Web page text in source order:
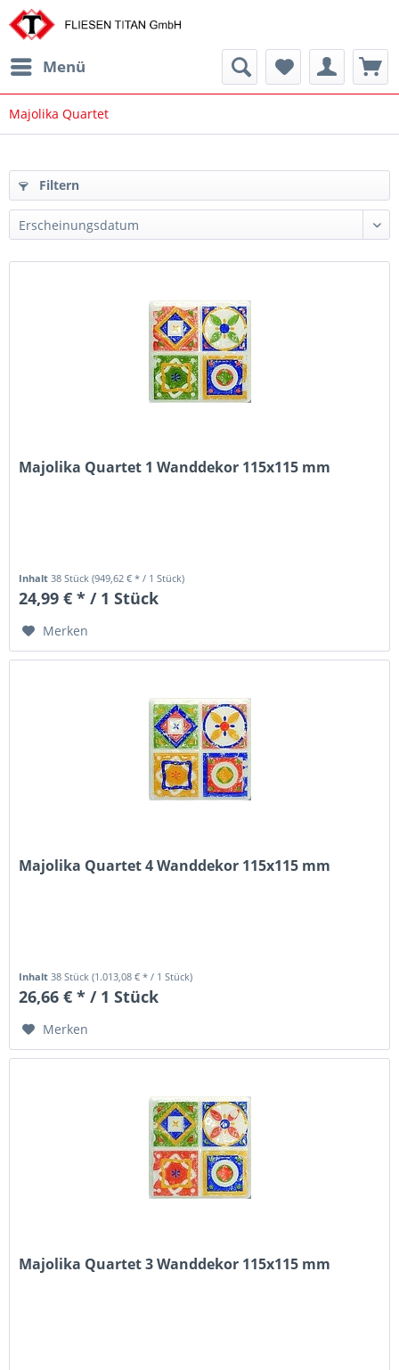
Menü
Majolika Quartet
Filtern
Majolika Quartet 1 Wanddekor 115x115 mm
Inhalt38 Stück(949,62 € * / 1 Stück)
24,99 € * / 1 Stück
Merken
Majolika Quartet 4 Wanddekor 115x115 mm
Inhalt 38 Stück(1.013,08 € * / 1 Stück)
26,66 € * / 1 Stück
Merken
Majolika Quartet 3 Wanddekor 115x115 mm